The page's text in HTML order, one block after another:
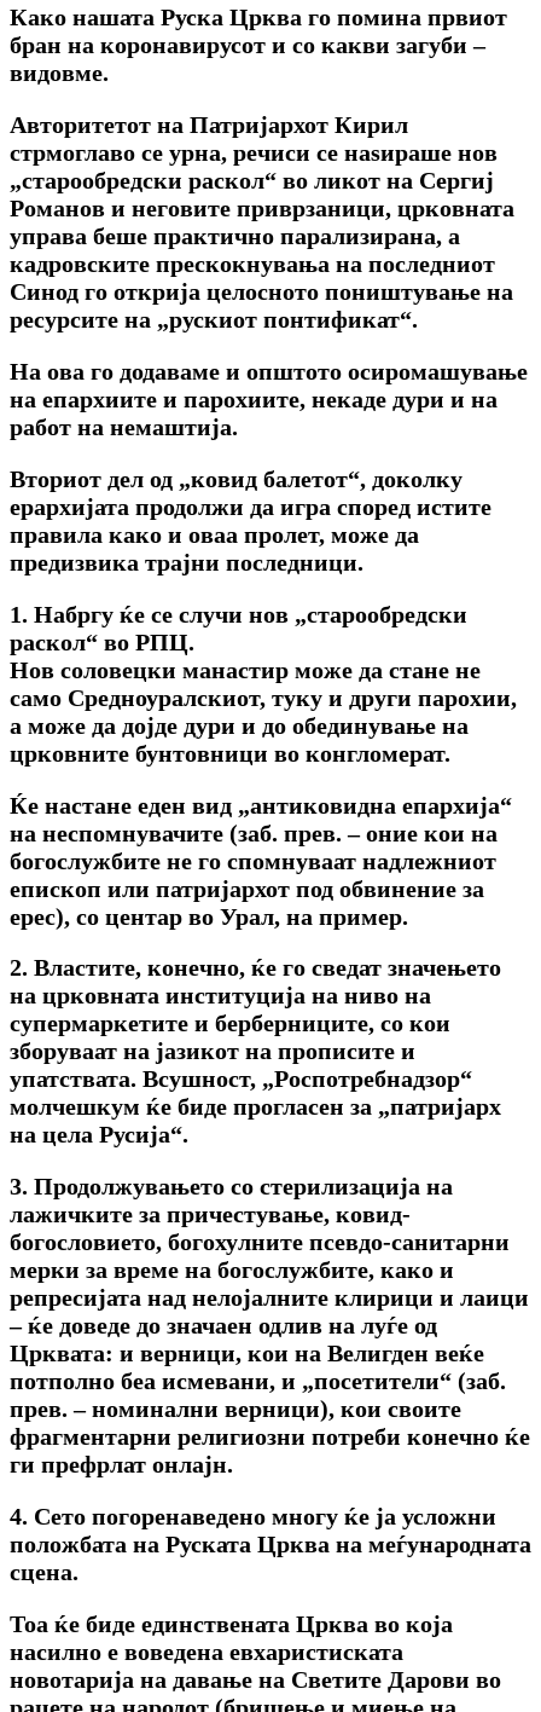
Како нашата Руска Црква го помина првиот
бран на коронавирусот и со какви загуби –
видовме.
Авторитетот на Патријархот Кирил
стрмоглаво се урна, речиси се наѕираше нов
„старообредски раскол“ во ликот на Сергиј
Романов и неговите приврзаници, црковната
управа беше практично парализирана, а
кадровските прескокнувања на последниот
Синод го открија целосното поништување на
ресурсите на „рускиот понтификат“.
На ова го додаваме и општото осиромашување
на епархиите и парохиите, некаде дури и на
работ на немаштија.
Вториот дел од „ковид балетот“, доколку
ерархијата продолжи да игра според истите
правила како и оваа пролет, може да
предизвика трајни последници.
1. Набргу ќе се случи нов „старообредски
раскол“ во РПЦ.
Нов соловецки манастир може да стане не
само Средноуралскиот, туку и други парохии,
а може да дојде дури и до обединување на
црковните бунтовници во конгломерат.
Ќе настане еден вид „антиковидна епархија“
на неспомнувачите (заб. прев. – оние кои на
богослужбите не го спомнуваат надлежниот
епископ или патријархот под обвинение за
ерес), со центар во Урал, на пример.
2. Властите, конечно, ќе го сведат значењето
на црковната институција на ниво на
супермаркетите и берберниците, со кои
зборуваат на јазикот на прописите и
упатствата. Всушност, „Роспотребнадзор“
молчешкум ќе биде прогласен за „патријарх
на цела Русија“.
3. Продолжувањето со стерилизација на
лажичките за причестување, ковид-
богословието, богохулните псевдо-санитарни
мерки за време на богослужбите, како и
репресијата над нелојалните клирици и лаици
– ќе доведе до значаен одлив на луѓе од
Црквата: и верници, кои на Велигден веќе
потполно беа исмевани, и „посетители“ (заб.
прев. – номинални верници), кои своите
фрагментарни религиозни потреби конечно ќе
ги префрлат онлајн.
4. Сето погоренаведено многу ќе ја усложни
положбата на Руската Црква на меѓународната
сцена.
Тоа ќе биде единствената Црква во која
насилно е воведена евхаристиската
новотарија на давање на Светите Дарови во